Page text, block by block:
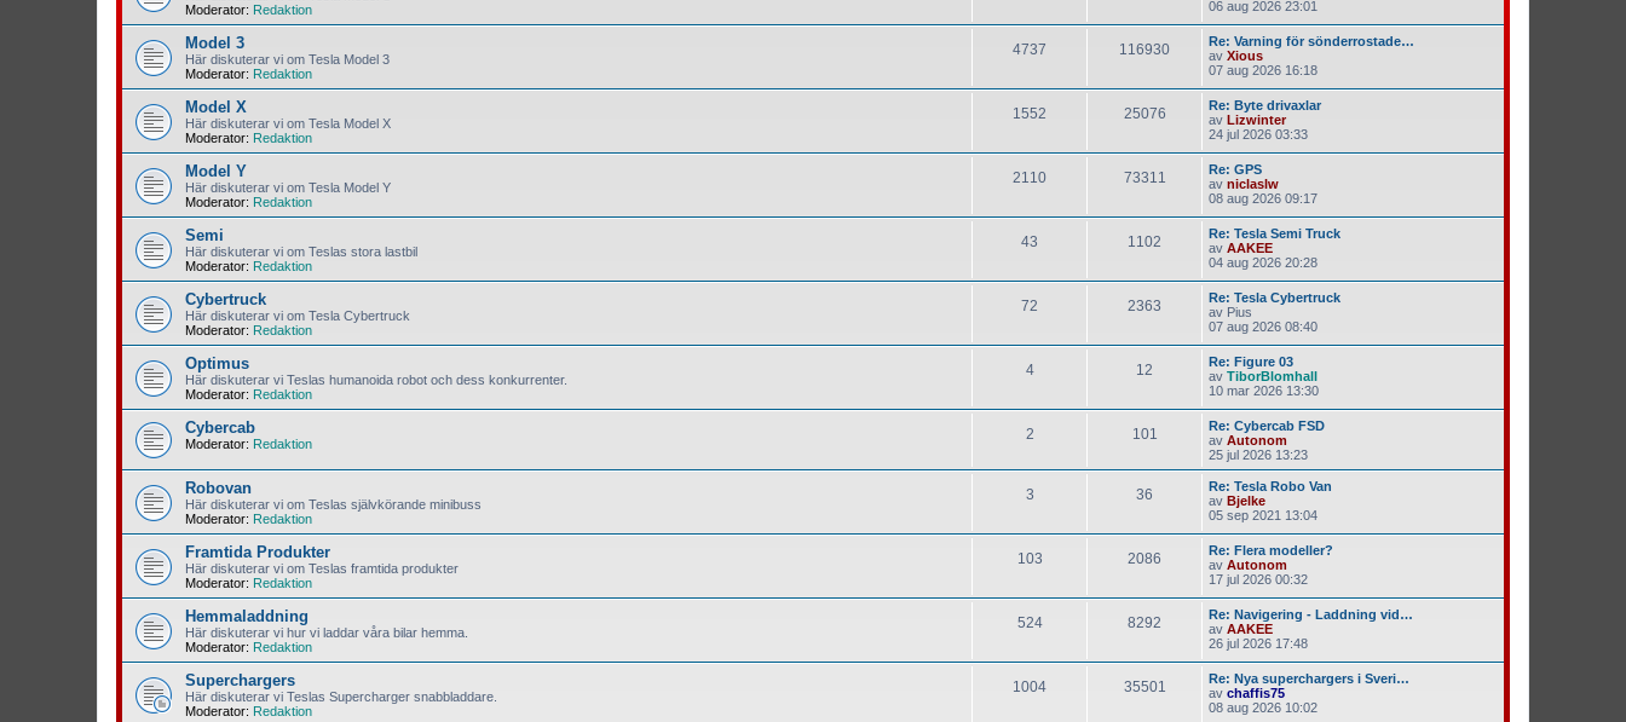
Moderator: Redaktion
06 aug 2026 23:01
Model 3
Här diskuterar vi om Tesla Model 3
Moderator: Redaktion
4737 116930
Re: Varning för sönderrostade…
av Xious
07 aug 2026 16:18
Model X
Här diskuterar vi om Tesla Model X
Moderator: Redaktion
1552 25076
Re: Byte drivaxlar
av Lizwinter
24 jul 2026 03:33
Model Y
Här diskuterar vi om Tesla Model Y
Moderator: Redaktion
2110 73311
Re: GPS
av niclaslw
08 aug 2026 09:17
Semi
Här diskuterar vi om Teslas stora lastbil
Moderator: Redaktion
43 1102
Re: Tesla Semi Truck
av AAKEE
04 aug 2026 20:28
Cybertruck
Här diskuterar vi om Tesla Cybertruck
Moderator: Redaktion
72 2363
Re: Tesla Cybertruck
av Pius
07 aug 2026 08:40
Optimus
Här diskuterar vi Teslas humanoida robot och dess konkurrenter.
Moderator: Redaktion
4 12
Re: Figure 03
av TiborBlomhall
10 mar 2026 13:30
Cybercab
Moderator: Redaktion
2 101
Re: Cybercab FSD
av Autonom
25 jul 2026 13:23
Robovan
Här diskuterar vi om Teslas självkörande minibuss
Moderator: Redaktion
3 36
Re: Tesla Robo Van
av Bjelke
05 sep 2021 13:04
Framtida Produkter
Här diskuterar vi om Teslas framtida produkter
Moderator: Redaktion
103 2086
Re: Flera modeller?
av Autonom
17 jul 2026 00:32
Hemmaladdning
Här diskuterar vi hur vi laddar våra bilar hemma.
Moderator: Redaktion
524 8292
Re: Navigering - Laddning vid…
av AAKEE
26 jul 2026 17:48
Superchargers
Här diskuterar vi Teslas Supercharger snabbladdare.
Moderator: Redaktion
1004 35501
Re: Nya superchargers i Sveri…
av chaffis75
08 aug 2026 10:02